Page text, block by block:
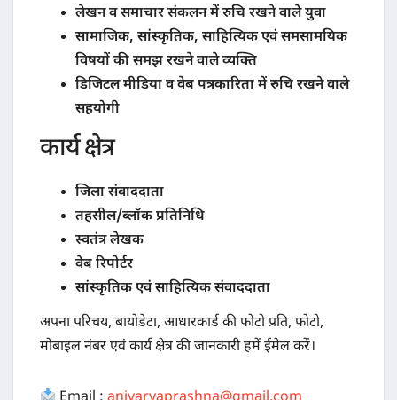
लेखन व समाचार संकलन में रुचि रखने वाले युवा
सामाजिक, सांस्कृतिक, साहित्यिक एवं समसामयिक
विषयों की समझ रखने वाले व्यक्ति
डिजिटल मीडिया व वेब पत्रकारिता में रुचि रखने वाले
सहयोगी
कार्य क्षेत्र
जिला संवाददाता
तहसील/ब्लॉक प्रतिनिधि
स्वतंत्र लेखक
वेब रिपोर्टर
सांस्कृतिक एवं साहित्यिक संवाददाता
अपना परिचय, बायोडेटा, आधारकार्ड की फोटो प्रति, फोटो,
मोबाइल नंबर एवं कार्य क्षेत्र की जानकारी हमें ईमेल करें।